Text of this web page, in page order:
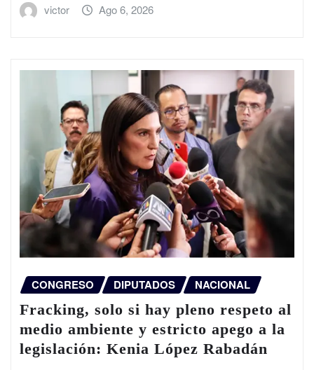
victor Ago 6, 2026
CONGRESO DIPUTADOS NACIONAL
Fracking, solo si hay pleno respeto al
medio ambiente y estricto apego a la
legislación: Kenia López Rabadán